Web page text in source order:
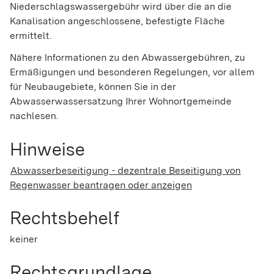
Niederschlagswassergebühr wird über die an die
Kanalisation angeschlossene, befestigte Fläche
ermittelt.
Nähere Informationen zu den Abwassergebühren, zu
Ermäßigungen und besonderen Regelungen, vor allem
für Neubaugebiete, können Sie in der
Abwasserwassersatzung Ihrer Wohnortgemeinde
nachlesen.
Hinweise
Abwasserbeseitigung - dezentrale Beseitigung von
Regenwasser beantragen oder anzeigen
Rechtsbehelf
keiner